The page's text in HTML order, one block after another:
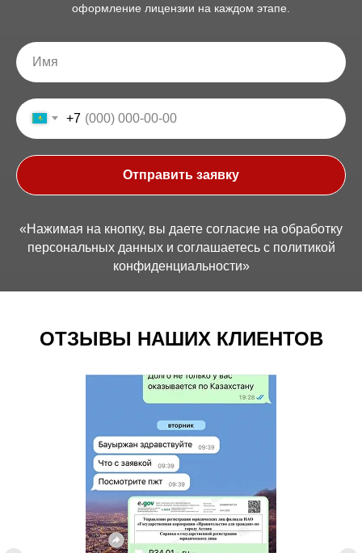
оформление лицензии на каждом этапе.
+7
Отправить заявку
«Нажимая на кнопку, вы даете согласие на обработку
персональных данных и соглашаетесь c политикой
конфиденциальности»
ОТЗЫВЫ НАШИХ КЛИЕНТОВ